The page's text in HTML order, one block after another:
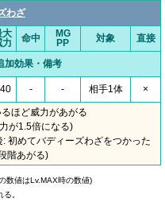
わざ
大
力
命中
MG
PP
対象 直接
加効果・備考
- - 相手1体 ×
ほど威力があがる
が1.5倍になる)
: 初めてバディーズわざをつかった
階あがる)
数値はLv.MAX時の数値)
。